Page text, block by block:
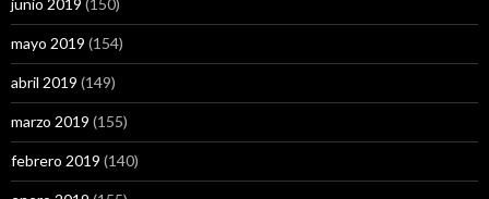
mayo 2019 (154)
abril 2019 (149)
marzo 2019 (155)
febrero 2019 (140)